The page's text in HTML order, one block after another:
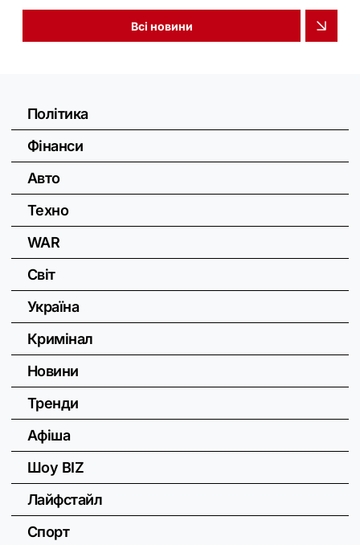
Всі новини
Політика
Фінанси
Авто
Техно
WAR
Світ
Україна
Кримінал
Новини
Тренди
Афіша
Шоу BIZ
Лайфстайл
Спорт